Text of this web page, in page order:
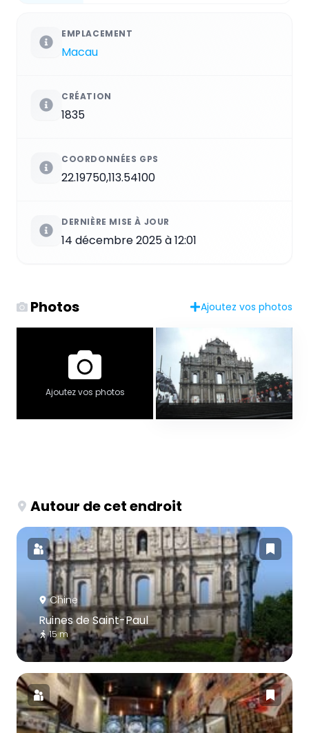
EMPLACEMENT
Macau
CRÉATION
1835
COORDONNÉES GPS
22.19750,113.54100
DERNIÈRE MISE À JOUR
14 décembre 2025 à 12:01
Photos Ajoutez vos photos
Ajoutez vos photos
Autour de cet endroit
Chine
Ruines de Saint-Paul
15 m